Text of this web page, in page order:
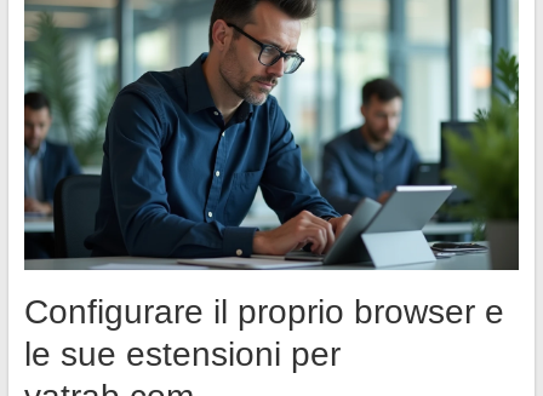
Configurare il proprio browser e
le sue estensioni per